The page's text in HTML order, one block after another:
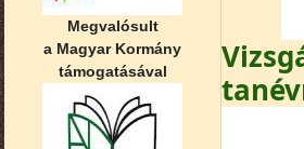
Megvalósult
a Magyar Kormány
támogatásával